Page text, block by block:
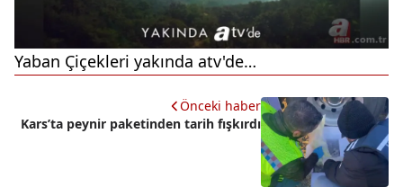
Yaban Çiçekleri yakında atv'de…
Önceki haber
Kars’ta peynir paketinden tarih fışkırdı